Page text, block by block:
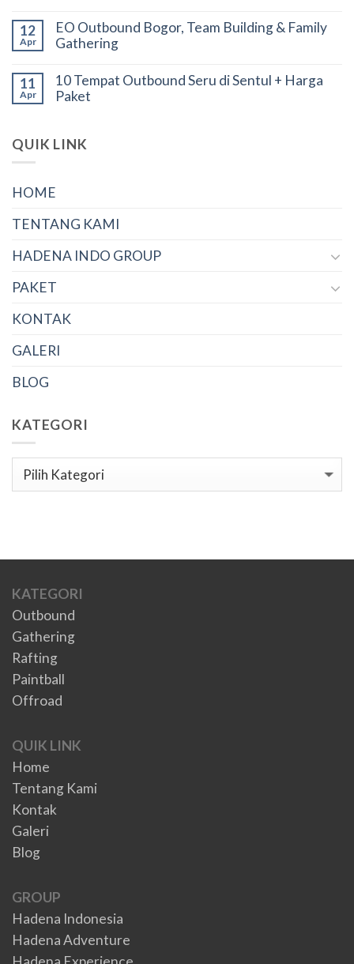
12
Apr
EO Outbound Bogor, Team Building & Family
Gathering
11
Apr
10 Tempat Outbound Seru di Sentul + Harga
Paket
QUIK LINK
HOME
TENTANG KAMI
HADENA INDO GROUP
PAKET
KONTAK
GALERI
BLOG
KATEGORI
Kategori
KATEGORI
Outbound
Gathering
Rafting
Paintball
Offroad
QUIK LINK
Home
Tentang Kami
Kontak
Galeri
Blog
GROUP
Hadena Indonesia
Hadena Adventure